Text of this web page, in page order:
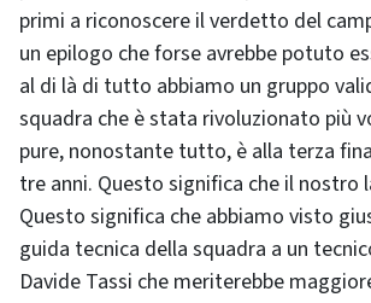
primi a riconoscere il verdetto del
un epilogo che forse avrebbe potuto
al di là di tutto abbiamo un gruppo
squadra che è stata rivoluzionato più
pure, nonostante tutto, è alla terza
tre anni. Questo significa che il nostro
Questo significa che abbiamo visto
guida tecnica della squadra a un
Davide Tassi che meriterebbe